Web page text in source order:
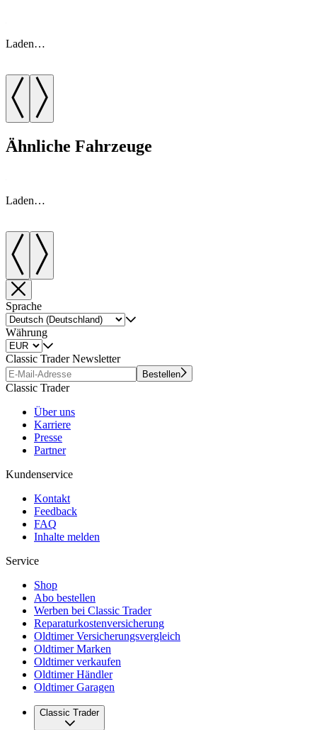
Laden…
Ähnliche Fahrzeuge
Laden…
Sprache
Währung
Classic Trader Newsletter
Bestellen
Classic Trader
Über uns
Karriere
Presse
Partner
Kundenservice
Kontakt
Feedback
FAQ
Inhalte melden
Service
Shop
Abo bestellen
Werben bei Classic Trader
Reparaturkostenversicherung
Oldtimer Versicherungsvergleich
Oldtimer Marken
Oldtimer verkaufen
Oldtimer Händler
Oldtimer Garagen
Classic Trader